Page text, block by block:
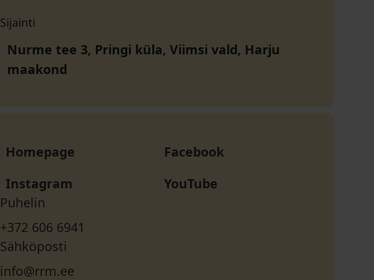
Sijainti
Nurme tee 3, Pringi küla, Viimsi vald, Harju
maakond
Homepage
Facebook
Instagram
YouTube
Puhelin
+372 606 6941
Sähköposti
info@rrm.ee